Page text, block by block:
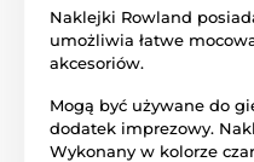
Naklejki Rowland
umożliwia łatwe
akcesoriów.
Mogą być używane do
dodatek imprezowy.
Wykonany w kolorze